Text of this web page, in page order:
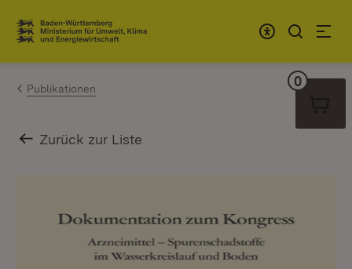
Zum Inhalt springen
Link zur Startseite
Publikationen
Zurück zur Liste
0